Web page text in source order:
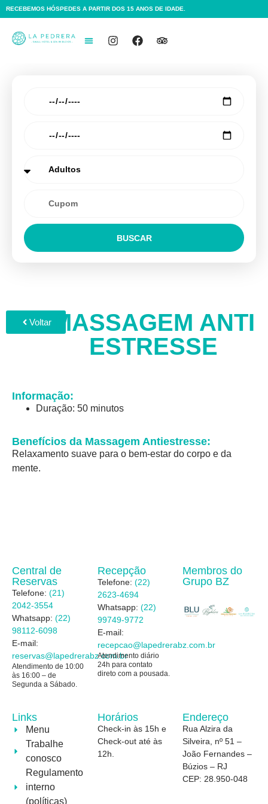
RECEBEMOS HÓSPEDES A PARTIR DOS 15 ANOS DE IDADE.
BUSCAR
Voltar
MASSAGEM ANTI
ESTRESSE
Informação:
Duração: 50 minutos
Benefícios da Massagem Antiestresse:
Relaxamento suave para o bem-estar do corpo e da
mente.
Central de
Reservas
Telefone: (21)
2042-3554
Whatsapp: (22)
98112-6098
E-mail:
reservas@lapedrerabz.com.br
Atendimento de 10:00
às 16:00 – de
Segunda a Sábado.
Recepção
Telefone: (22)
2623-4694
Whatsapp: (22)
99749-9772
E-mail:
recepcao@lapedrerabz.com.br
Atendimento diário
24h para contato
direto com a pousada.
Membros do
Grupo BZ
Links
Menu
Trabalhe
conosco
Regulamento
interno
(políticas)
Horários
Check-in às 15h e
Check-out até às
12h.
Endereço
Rua Alzira da
Silveira, nº 51 –
João Fernandes –
Búzios – RJ
CEP: 28.950-048